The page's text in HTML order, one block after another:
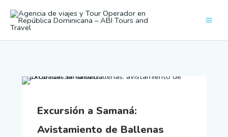
Excursión a Samaná:
Avistamiento de Ballenas